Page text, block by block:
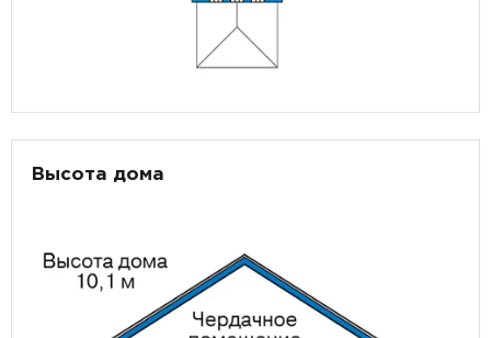
Высота дома